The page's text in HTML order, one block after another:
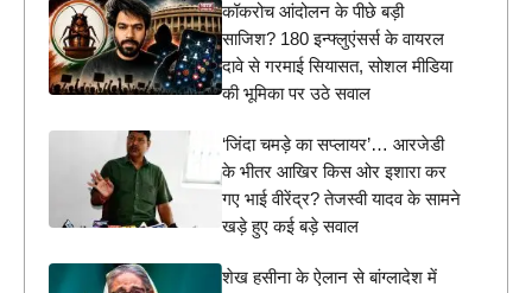
कॉकरोच आंदोलन के पीछे बड़ी
साजिश? 180 इन्फ्लुएंसर्स के वायरल
दावे से गरमाई सियासत, सोशल मीडिया
की भूमिका पर उठे सवाल
‘जिंदा चमड़े का सप्लायर’… आरजेडी
के भीतर आखिर किस ओर इशारा कर
गए भाई वीरेंद्र? तेजस्वी यादव के सामने
खड़े हुए कई बड़े सवाल
शेख हसीना के ऐलान से बांग्लादेश में